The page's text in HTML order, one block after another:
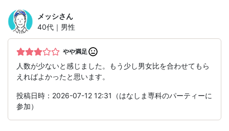
メッシさん
40代｜男性
やや満足
人数が少ないと感じました。もう少し男女比を合わせてもら
えればよかったと思います。
投稿日時：2026-07-12 12:31（はなしま専科のパーティーに
参加）